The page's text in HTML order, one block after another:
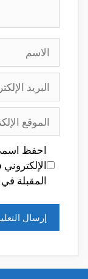
الاسم
البريد
الإلكتروني
الموقع
الإلكتروني
احفظ
المقبلة